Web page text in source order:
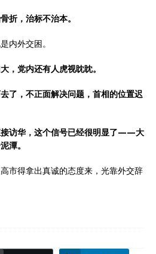
折，治标不治本。
内外交困。
，党内还有人虎视眈眈。
了，不正面解决问题，首相的位置迟
接访华，这个信号已经很明显了——大
潭。
市得拿出真诚的态度来，光靠外交辞